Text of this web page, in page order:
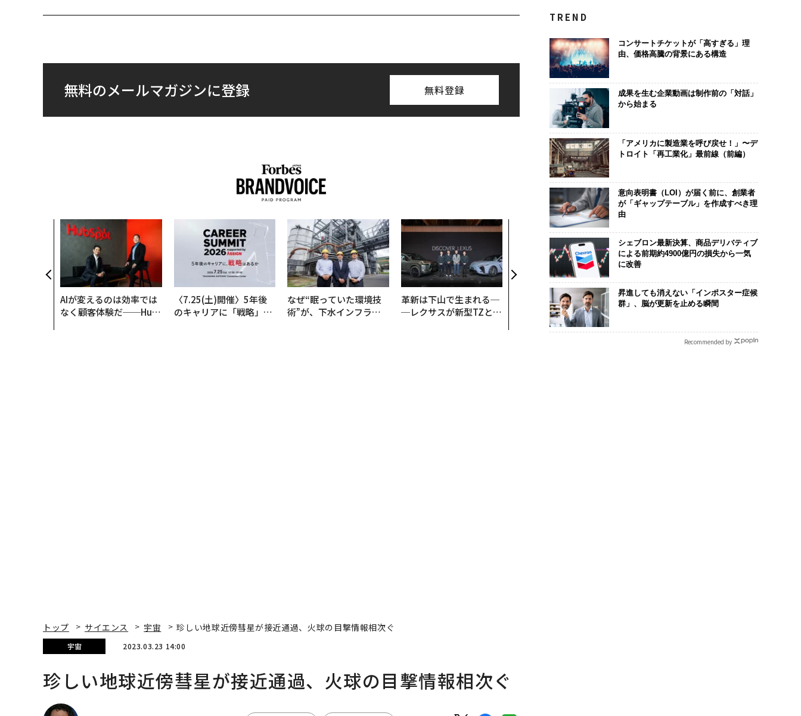
無料のメールマガジンに登録 無料登録
AIが変えるのは効率では
なく顧客体験だ──Hub
〈7.25(土)開催〉5年後
のキャリアに「戦略」は
なぜ“眠っていた環境技
術”が、下水インフラを
革新は下山で生まれる─
─レクサスが新型TZとE
伝統を礎に、未来を再定
義する 125年企業BAT
が挑むスモークレスな未
来
“泊まる”を超えて──エ
スパシオが描く、新しい
日本のラグジュアリー
（前編）
アフリカの農
小1の壁。2人
手にした「次
TREND
コンサートチケットが「高すぎる」理
由、価格高騰の背景にある構造
成果を生む企業動画は制作前の「対話」
から始まる
「アメリカに製造業を呼び戻せ！」〜デ
トロイト「再工業化」最前線（前編）
意向表明書（LOI）が届く前に、創業者
が「ギャップテーブル」を作成すべき理
由
シェブロン最新決算、商品デリバティブ
による前期約4900億円の損失から一気
に改善
昇進しても消えない「インポスター症候
群」、脳が更新を止める瞬間
Recommended by
トップ サイエンス 宇宙 珍しい地球近傍彗星が接近通過、火球の目撃情報相次ぐ
宇宙 2023.03.23 14:00
珍しい地球近傍彗星が接近通過、火球の目撃情報相次ぐ